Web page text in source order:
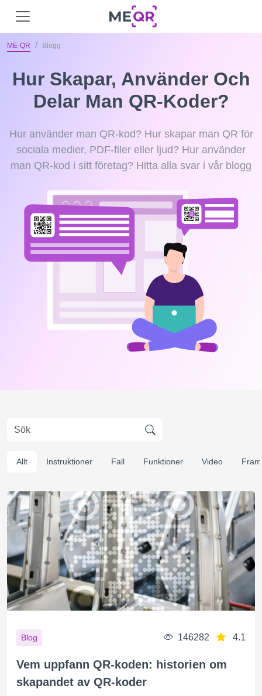
ME-QR Blogg
Hur Skapar, Använder Och
Delar Man QR-Koder?
Hur använder man QR-kod? Hur skapar man QR för
sociala medier, PDF-filer eller ljud? Hur använder
man QR-kod i sitt företag? Hitta alla svar i vår blogg
Allt Instruktioner Fall Funktioner Video
Blog 146282 4.1
Vem uppfann QR-koden: historien om
skapandet av QR-koder